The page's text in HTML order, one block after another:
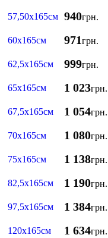
57,50х165см 940грн.
60х165см 971грн.
62,5х165см 999грн.
65х165см 1 023грн.
67,5х165см 1 054грн.
70х165см 1 080грн.
75х165см 1 138грн.
82,5х165см 1 190грн.
97,5х165см 1 384грн.
120х165см 1 634грн.